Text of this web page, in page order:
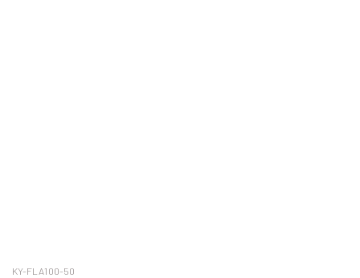
KY-FLA100-50